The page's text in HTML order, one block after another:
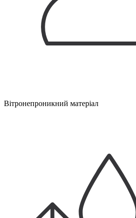
Вітронепроникний матеріал